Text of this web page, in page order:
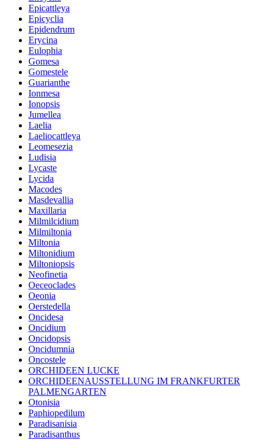
Epicattleya
Epicyclia
Epidendrum
Erycina
Eulophia
Gomesa
Gomestele
Guarianthe
Ionmesa
Ionopsis
Jumellea
Laelia
Laeliocattleya
Leomesezia
Ludisia
Lycaste
Lycida
Macodes
Masdevallia
Maxillaria
Milmilcidium
Milmiltonia
Miltonia
Miltonidium
Miltoniopsis
Neofinetia
Oeceoclades
Oeonia
Oerstedella
Oncidesa
Oncidium
Oncidopsis
Oncidumnia
Oncostele
ORCHIDEEN LUCKE
ORCHIDEENAUSSTELLUNG IM FRANKFURTER
PALMENGARTEN
Otonisia
Paphiopedilum
Paradisanisia
Paradisanthus